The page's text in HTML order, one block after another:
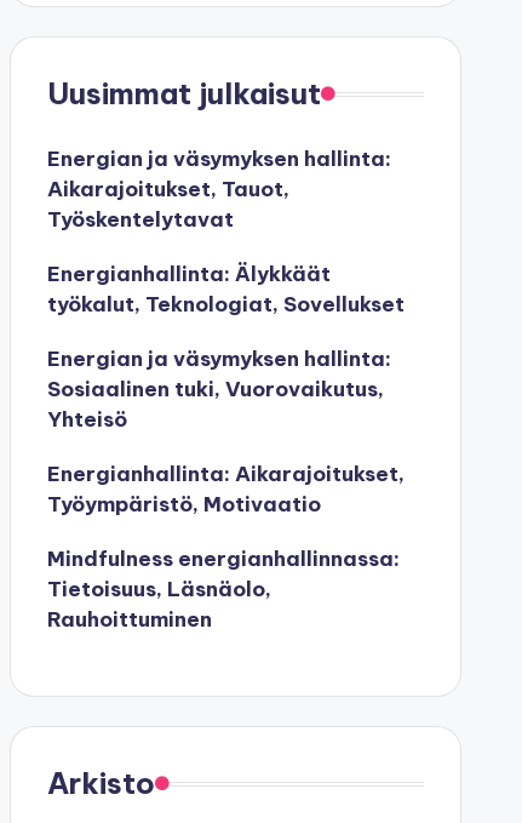
Uusimmat julkaisut
Energian ja väsymyksen hallinta:
Aikarajoitukset, Tauot,
Työskentelytavat
Energianhallinta: Älykkäät
työkalut, Teknologiat, Sovellukset
Energian ja väsymyksen hallinta:
Sosiaalinen tuki, Vuorovaikutus,
Yhteisö
Energianhallinta: Aikarajoitukset,
Työympäristö, Motivaatio
Mindfulness energianhallinnassa:
Tietoisuus, Läsnäolo,
Rauhoittuminen
Arkisto